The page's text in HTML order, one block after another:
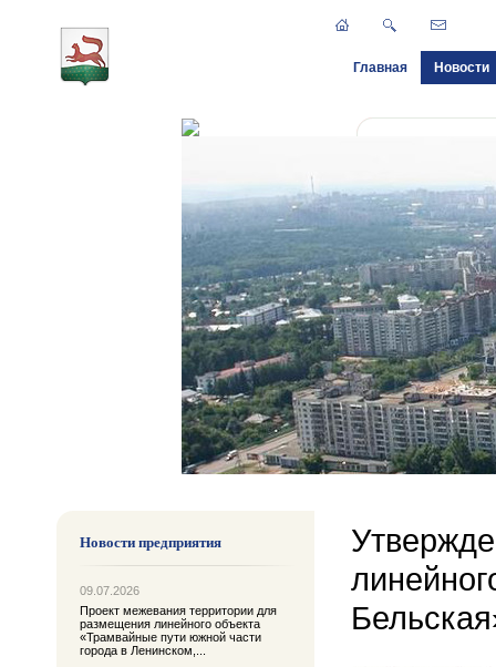
Главная Новости
Новости предприятия
09.07.2026
Проект межевания территории для
размещения линейного объекта
«Трамвайные пути южной части
города в Ленинском,...